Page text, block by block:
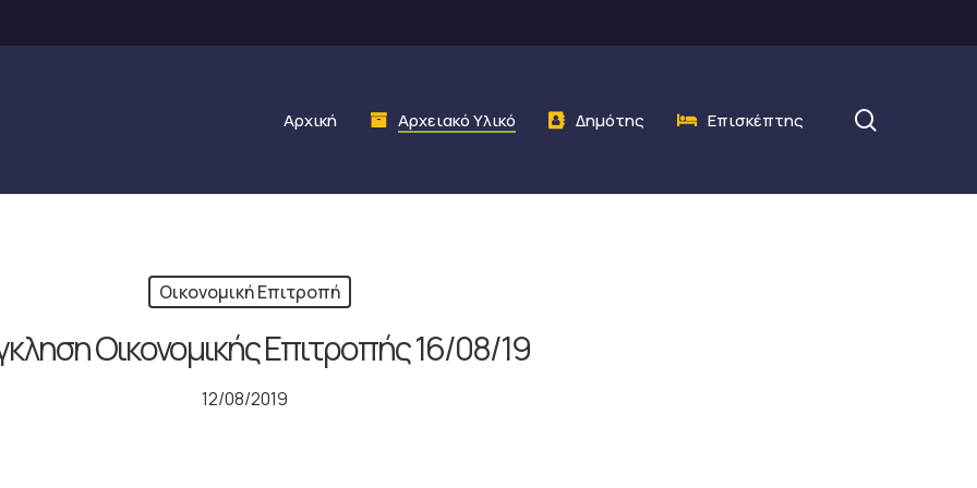
Αρχική Αρχειακό Υλικό Δημότης Επισκέπτης
Οικονομική Επιτροπή
Οικονομικής Επιτροπής 16/08/19
12/08/2019